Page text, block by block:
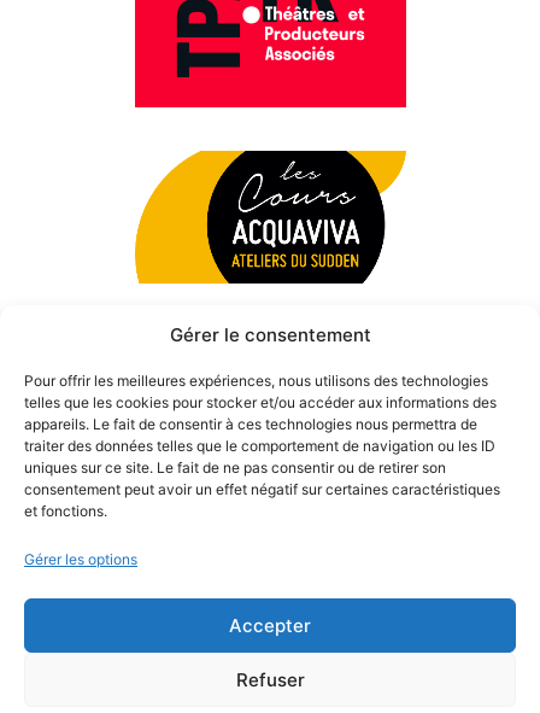
Gérer le consentement
Pour offrir les meilleures expériences, nous utilisons des technologies
telles que les cookies pour stocker et/ou accéder aux informations des
appareils. Le fait de consentir à ces technologies nous permettra de
traiter des données telles que le comportement de navigation ou les ID
uniques sur ce site. Le fait de ne pas consentir ou de retirer son
consentement peut avoir un effet négatif sur certaines caractéristiques
et fonctions.
Gérer les options
Accepter
Refuser
© 2026 Théâtre des Béliers Parisiens. | Tous droits réservés.